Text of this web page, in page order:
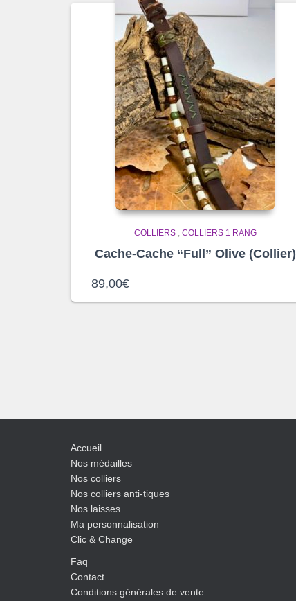
COLLIERS, COLLIERS 1 RANG
Cache-Cache “Full” Olive (Collier)
89,00€
Accueil
Nos médailles
Nos colliers
Nos colliers anti-tiques
Nos laisses
Ma personnalisation
Clic & Change
Faq
Contact
Conditions générales de vente